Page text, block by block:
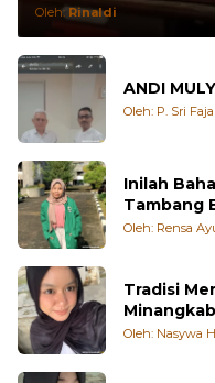
Oleh:Rinaldi
ANDI
Oleh: P. Sri
Inilah
Tambang
Oleh: Rensa
Tradisi
Oleh: Nasywa